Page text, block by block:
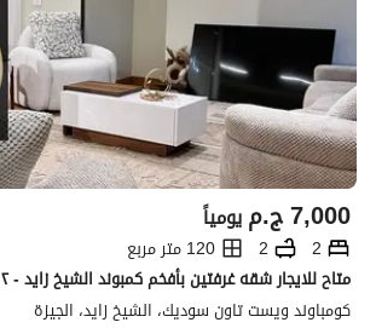
ج.م7,000 يومياً
2
2
120 متر مربع
كومباوند ويست تاون سوديك، الشيخ زايد، الجيزة